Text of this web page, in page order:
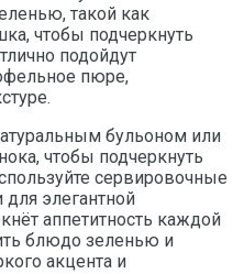
такой как
чтобы подчеркнуть
подойдут
пюре,
бульоном или
чтобы подчеркнуть
сервировочные
элегантной
аппетитность каждой
блюдо зеленью и
акцента и